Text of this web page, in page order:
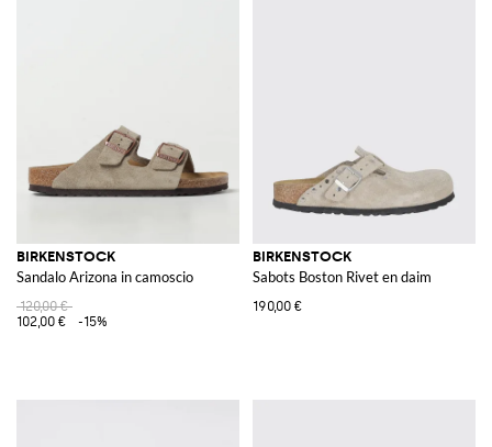
BIRKENSTOCK
Sandalo Arizona in camoscio
120,00 €
102,00 €
-15%
BIRKENSTOCK
Sabots Boston Rivet en daim
190,00 €